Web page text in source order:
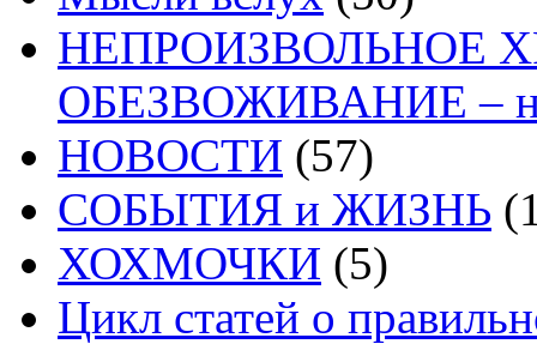
НЕПРОИЗВОЛЬНОЕ
ОБЕЗВОЖИВАНИЕ –
НОВОСТИ (57)
СОБЫТИЯ и ЖИЗНЬ
ХОХМОЧКИ (5)
Цикл статей о